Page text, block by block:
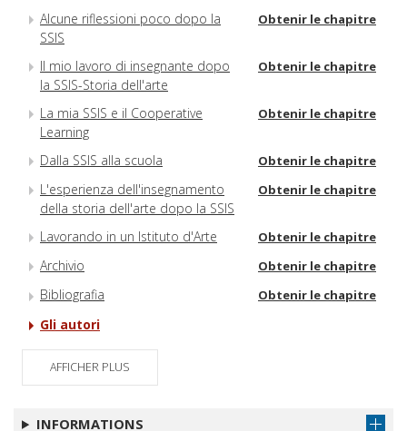
Alcune riflessioni poco dopo la
SSIS
Obtenir le chapitre
Il mio lavoro di insegnante dopo
la SSIS-Storia dell'arte
Obtenir le chapitre
La mia SSIS e il Cooperative
Learning
Obtenir le chapitre
Dalla SSIS alla scuola Obtenir le chapitre
L'esperienza dell'insegnamento
della storia dell'arte dopo la SSIS
Obtenir le chapitre
Lavorando in un Istituto d'Arte Obtenir le chapitre
Archivio Obtenir le chapitre
Bibliografia Obtenir le chapitre
Gli autori
AFFICHER PLUS
INFORMATIONS